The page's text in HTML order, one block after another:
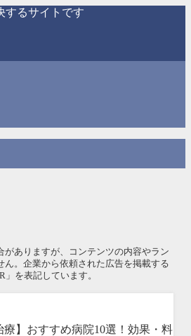
するサイトです
がありますが、コンテンツの内容やラン
ん。企業から依頼された広告を掲載する
」を表記しています。
療】おすすめ病院10選！効果・料